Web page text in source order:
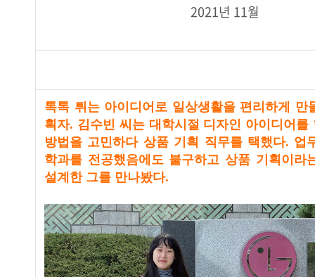
2021년 11월
톡톡 튀는 아이디어로 일상생활을 편리하게 만
획자. 김수빈 씨는 대학시절 디자인 아이디어를
방법을 고민하다 상품 기획 직무를 택했다. 업
학과를 전공했음에도 불구하고 상품 기획이라
설계한 그를 만나봤다.